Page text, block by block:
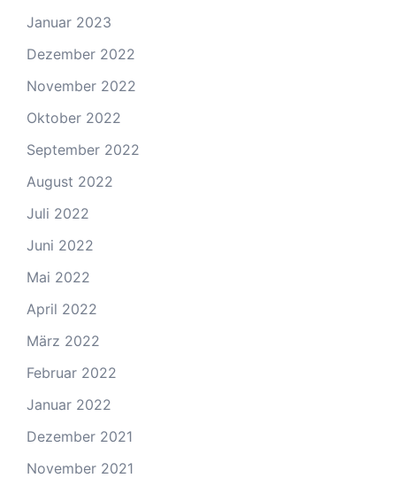
Januar 2023
Dezember 2022
November 2022
Oktober 2022
September 2022
August 2022
Juli 2022
Juni 2022
Mai 2022
April 2022
März 2022
Februar 2022
Januar 2022
Dezember 2021
November 2021